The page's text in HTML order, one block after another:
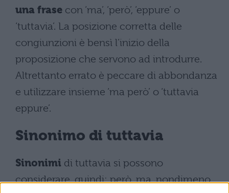
una frase con ‘ma’, ‘però’, ‘eppure’ o
‘tuttavia’. La posizione corretta delle
congiunzioni è bensì l’inizio della
proposizione che servono ad introdurre.
Altrettanto errato è peccare di abbondanza
e utilizzare insieme ‘ma però’ o ‘tuttavia
eppure’.
Sinonimo di tuttavia
Sinonimi di tuttavia si possono
considerare, quindi: però, ma, nondimeno,